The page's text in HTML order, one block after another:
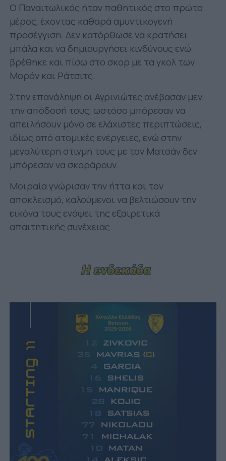
Ο Παναιτωλικός ήταν παθητικός στο πρώτο
μέρος, έχοντας καθαρά αμυντικογενή
προσέγγιση. Δεν κατόρθωσε να κρατήσει
μπάλα και να δημιουργήσει κινδύνους ενώ
βρέθηκε και πίσω στο σκορ με τα γκολ των
Μορόν και Ράτσιτς.
Στην επανάληψη οι Αγρινιώτες ανέβασαν μεν
την απόδοσή τους, ωστόσο μπόρεσαν να
απειλήσουν μόνο σε ελάχιστες περιπτώσεις,
ιδίως από ατομικές ενέργειες, ενώ στην
μεγαλύτερη στιγμή τους με τον Ματσάν δεν
μπόρεσαν να σκοράρουν.
Μοιραία γνώρισαν την ήττα και τον
αποκλεισμό, καλούμενοι να βελτιώσουν την
εικόνα τους ενόψει της εξαιρετικά
απαιτητικής συνέχειας.